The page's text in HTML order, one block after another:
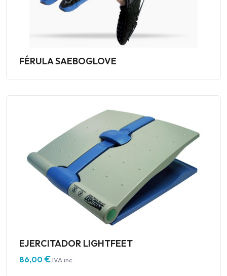
FÉRULA SAEBOGLOVE
EJERCITADOR LIGHTFEET
86,00€IVA inc.